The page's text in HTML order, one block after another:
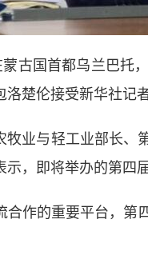
国首都乌兰巴托，
洛楚伦接受新华社记
与轻工业部长、第
示，即将举办的第四
的重要平台，第四